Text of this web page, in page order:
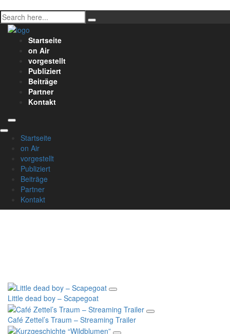
Startseite
on Air
vorgestellt
Publiziert
Beiträge
Partner
Kontakt
Startseite
on Air
vorgestellt
Publiziert
Beiträge
Partner
Kontakt
Little dead boy – Scapegoat
Café Zettel’s Traum – Streaming Trailer